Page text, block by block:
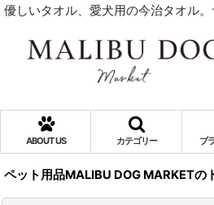
優しいタオル、愛犬用の今治タオル
ABOUT US カテゴリー ブ
ペット用品MALIBU DOG MARKETの